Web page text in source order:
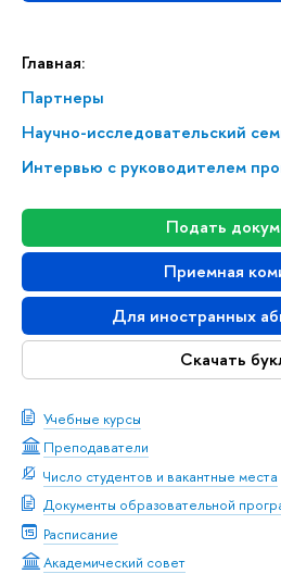
Главная:
Партнеры
Научно-исследовательский
Интервью с руководителем
Подать
Приемная
Для иностранных
Скачать
Учебные курсы
Преподаватели
Число студентов и вакантные места
Документы образовательной
Расписание
Академический совет